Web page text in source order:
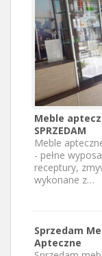
Meble
SPRZEDAM
Meble
- pełne
receptury,
wykonane z…
Sprzedam
Apteczne